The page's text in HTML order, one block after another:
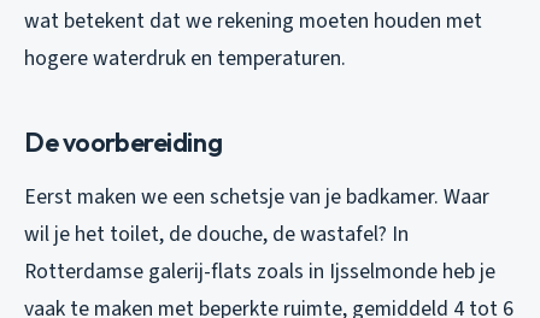
wat betekent dat we rekening moeten houden met
hogere waterdruk en temperaturen.
De voorbereiding
Eerst maken we een schetsje van je badkamer. Waar
wil je het toilet, de douche, de wastafel? In
Rotterdamse galerij-flats zoals in Ijsselmonde heb je
vaak te maken met beperkte ruimte, gemiddeld 4 tot 6